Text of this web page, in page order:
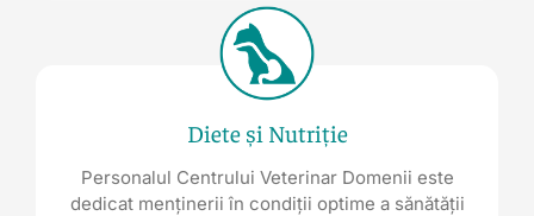
Diete și Nutriție
Personalul Centrului Veterinar Domenii este
dedicat menținerii în condiții optime a sănătății